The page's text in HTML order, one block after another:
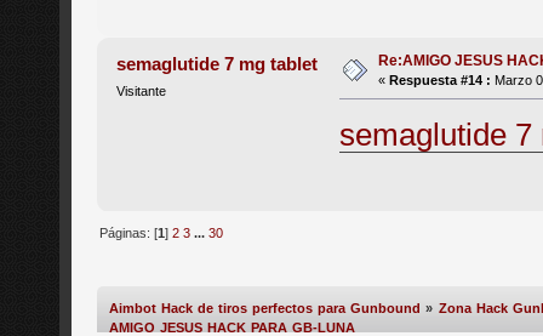
semaglutide 7 mg tablet
Visitante
Re:AMIGO JESUS
« Respuesta #14 : Marzo
semaglutide 7
Páginas: [1]2 3 ...30
Aimbot Hack de tiros perfectos para Gunbound » Zona Hack
AMIGO JESUS HACK PARA GB-LUNA